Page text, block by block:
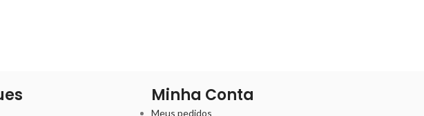
Minha Conta
Meus pedidos